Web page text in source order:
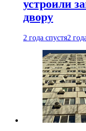
устроили
двору
2 года спустя2